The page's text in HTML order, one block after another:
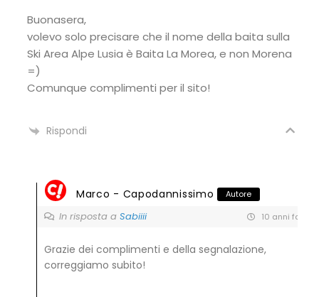
Buonasera,
volevo solo precisare che il nome della baita sulla
Ski Area Alpe Lusia è Baita La Morea, e non Morena
=)
Comunque complimenti per il sito!
Rispondi
Marco - Capodannissimo Autore
In risposta a Sabiiii 10 anni fa
Grazie dei complimenti e della segnalazione,
correggiamo subito!